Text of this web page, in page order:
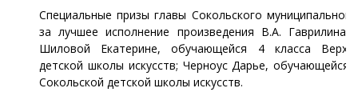
Специальные призы главы Сокольского
за лучшее исполнение произведения В.А. Гаврилина
Шиловой Екатерине, обучающейся 4 класса
детской школы искусств; Черноус Дарье, обучающейся
Сокольской детской школы искусств.